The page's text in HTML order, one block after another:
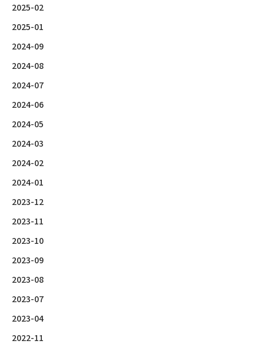
2025-02
2025-01
2024-09
2024-08
2024-07
2024-06
2024-05
2024-03
2024-02
2024-01
2023-12
2023-11
2023-10
2023-09
2023-08
2023-07
2023-04
2022-11